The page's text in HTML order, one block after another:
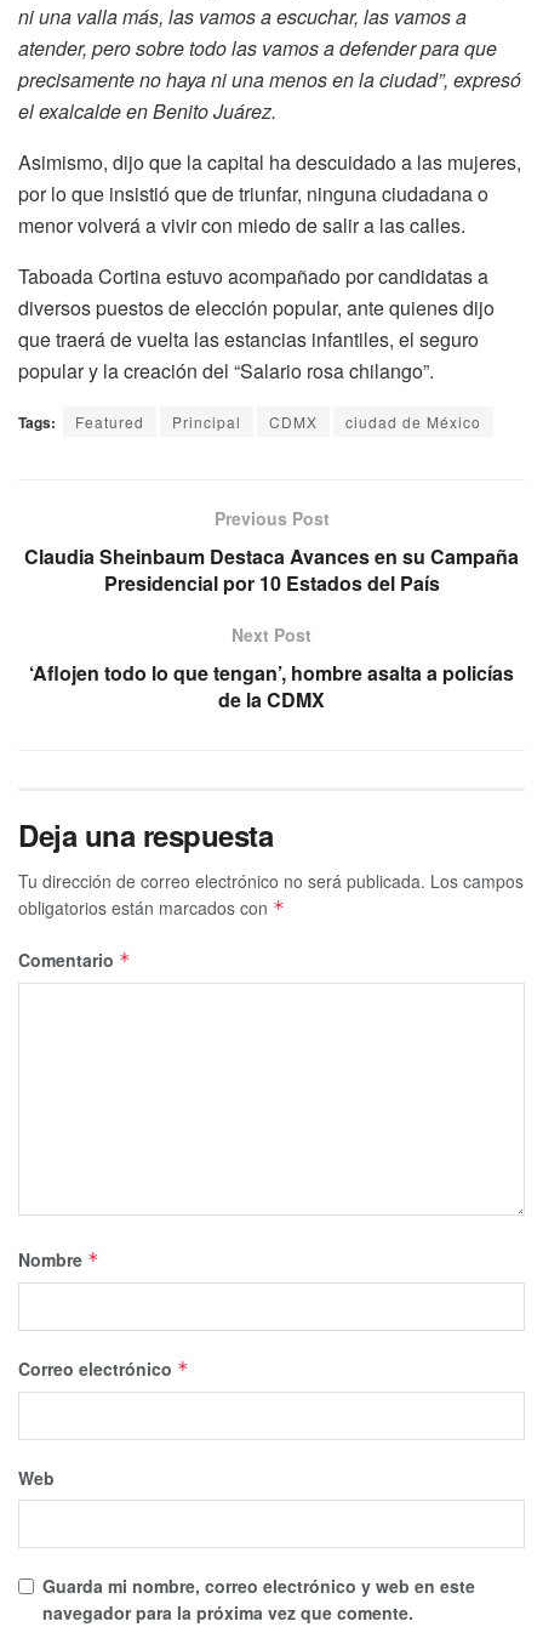
ni una valla más, las vamos a escuchar, las vamos a
atender, pero sobre todo las vamos a defender para que
precisamente no haya ni una menos en la ciudad”, expresó
el exalcalde en Benito Juárez.
Asimismo, dijo que la capital ha descuidado a las mujeres,
por lo que insistió que de triunfar, ninguna ciudadana o
menor volverá a vivir con miedo de salir a las calles.
Taboada Cortina estuvo acompañado por candidatas a
diversos puestos de elección popular, ante quienes dijo
que traerá de vuelta las estancias infantiles, el seguro
popular y la creación del “Salario rosa chilango”.
Tags: Featured Principal CDMX ciudad de México
Previous Post
Claudia Sheinbaum Destaca Avances en su Campaña
Presidencial por 10 Estados del País
Next Post
‘Aflojen todo lo que tengan’, hombre asalta a policías
de la CDMX
Deja una respuesta
Tu dirección de correo electrónico no será publicada. Los campos
obligatorios están marcados con *
Comentario *
Nombre *
Correo electrónico *
Web
Guarda mi nombre, correo electrónico y web en este
navegador para la próxima vez que comente.